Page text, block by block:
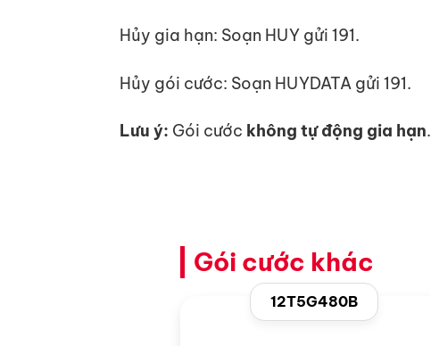
Hủy gia hạn: Soạn HUY gửi 191.
Hủy gói cước: Soạn HUYDATA gửi 191.
Lưu ý: Gói cước không tự động gia hạn.
Gói cước khác
12T5G480B